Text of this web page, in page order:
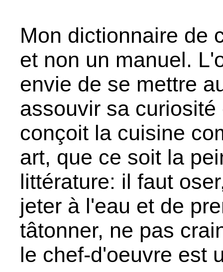
Mon dictionnaire de
et non un manuel.
envie de se mettre
assouvir sa
conçoit la cuisine
art, que ce soit la
littérature: il faut
jeter à l'eau et de
tâtonner, ne pas
le chef-d'oeuvre est